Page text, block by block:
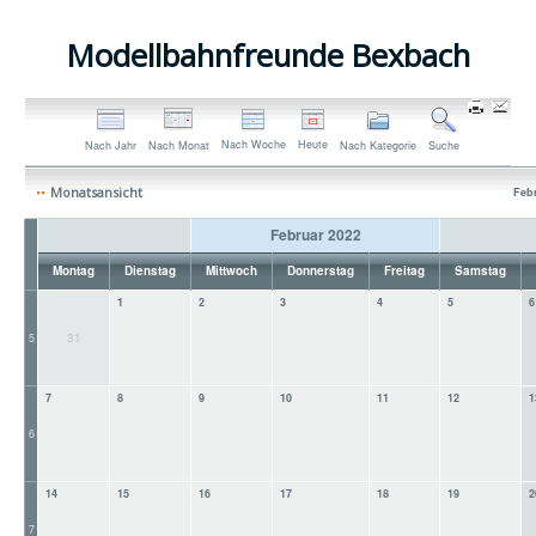
Modellbahnfreunde Bexbach
Nach Jahr Nach Monat Nach Woche Heute Nach Kategorie Suche
Monatsansicht
Februar 2022
Montag Dienstag Mittwoch Donnerstag Freitag Samstag
5 31
1 2 3 4 5 6
6
7 8 9 10 11 12
7
14 15 16 17 18 19